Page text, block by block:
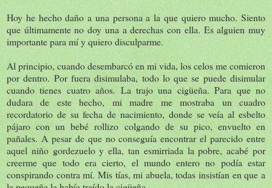
Hoy he hecho daño a una persona a la que quiero mucho. Siento
que últimamente no doy una a derechas con ella. Es alguien muy
importante para mí y quiero disculparme.
Al principio, cuando desembarcó en mi vida, los celos me comieron
por dentro. Por fuera disimulaba, todo lo que se puede disimular
cuando tienes cuatro años. La trajo una cigüeña. Para que no
dudara de este hecho, mi madre me mostraba un cuadro
recordatorio de su fecha de nacimiento, donde se veía al esbelto
pájaro con un bebé rollizo colgando de su pico, envuelto en
pañales. A pesar de que no conseguía encontrar el parecido entre
aquel niño gordezuelo y ella, tan esmirriada la pobre, acabé por
creerme que todo era cierto, el mundo entero no podía estar
conspirando contra mí. Mis tías, mi abuela, todas insistían en que a